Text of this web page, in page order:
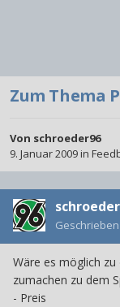
Zum Thema
Von schroeder96
9. Januar 2009in
Geschrieben
Wäre es möglich zu
zumachen zu dem
- Preis